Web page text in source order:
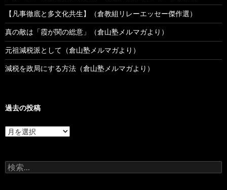
【凡事徹底と多文化共生】（倉教組リレーエッセー傑作選）
真の敵は「霞が関の総意」（倉山塾メルマガより）
元祖減税派として（倉山塾メルマガより）
減税を政局にする方法（倉山塾メルマガより）
過去の投稿
過
去
稿
検
索: